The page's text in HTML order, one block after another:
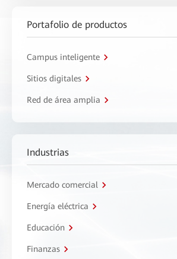
Portafolio de productos
Campus inteligente
Sitios digitales
Red de área amplia
Industrias
Mercado comercial
Energía eléctrica
Educación
Finanzas